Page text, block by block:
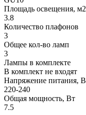
Площадь освещения, м2
3.8
Количество плафонов
3
Общее кол-во ламп
3
Лампы в комплекте
В комплект не входят
Напряжение питания, В
220-240
Общая мощность, Вт
7.5